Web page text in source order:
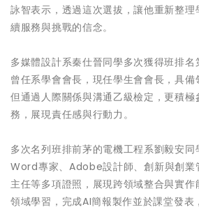
詠智表示，透過這次選拔，讓他重新整
續服務與挑戰的信念。
多媒體設計系秦仕晉同學多次獲得班排名
曾任系學會會長，現任學生會會長，具
但通過人際關係與溝通乙級檢定，更積
務，展現責任感與行動力。
多次名列班排前茅的電機工程系劉毅安
Word專家、Adobe設計師、創新與創業
主任等多項證照，展現跨領域整合與實
領域學習，完成AI簡報製作並於課堂發表